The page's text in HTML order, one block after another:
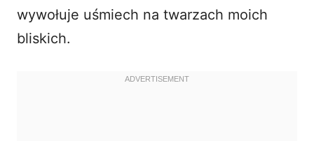
wywołuje uśmiech na twarzach moich
bliskich.